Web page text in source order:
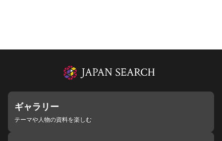
ギャラリー
テーマや人物の資料を楽しむ